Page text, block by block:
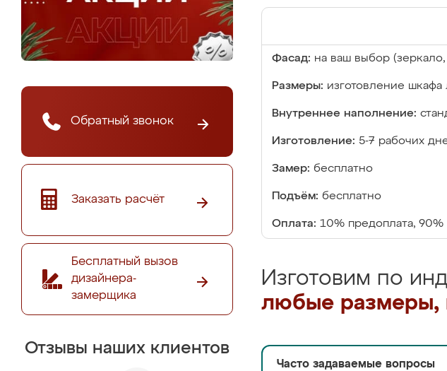
Обратный звонок
Заказать расчёт
Бесплатный вызов
дизайнера-
замерщика
Отзывы наших клиентов
Фасад: на ваш выбор
Размеры: изготовление
Внутреннее наполнение:
Изготовление: 5-7 рабочих
Замер: бесплатно
Подъём: бесплатно
Оплата: 10% предоплата,
Изготовим по
любые размеры,
Часто задаваемые вопросы